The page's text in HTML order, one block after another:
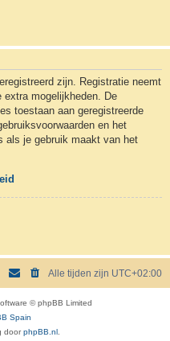
zijn. Registratie neemt
mogelijkheden. De
toestaan aan geregistreerde
en het
als je gebruik maakt van het
Alle tijden zijn UTC+02:00
© phpBB Limited
Spain
doorphpBB.nl .